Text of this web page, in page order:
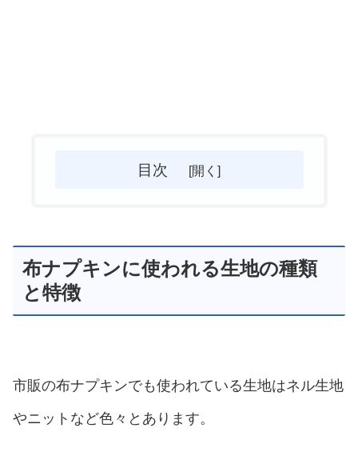
目次
布ナプキンに使われる生地の種類
と特徴
市販の布ナプキンでも使われている生地はネル生地
やニットなど色々とあります。